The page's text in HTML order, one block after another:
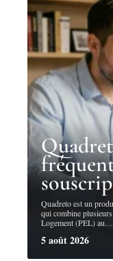
Quadreto est un
qui combine
Logement (PEL) au
5 août 2026